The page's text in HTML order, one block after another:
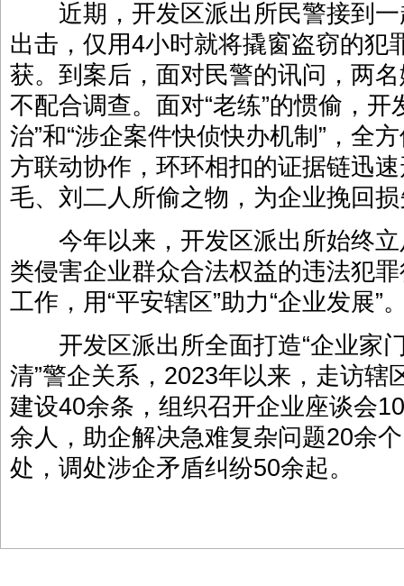
近期，开发区派出所民警接到一
出击，仅用4小时就将撬窗盗窃的犯
获。到案后，面对民警的讯问，两
不配合调查。面对“老练”的惯偷，开
治”和“涉企案件快侦快办机制”，全
方联动协作，环环相扣的证据链迅
毛、刘二人所偷之物，为企业挽回
今年以来，开发区派出所始终立
类侵害企业群众合法权益的违法犯
工作，用“平安辖区”助力“企业发展”
开发区派出所全面打造“企业家门
清”警企关系，2023年以来，走访辖
建设40余条，组织召开企业座谈会
余人，助企解决急难复杂问题20余
处，调处涉企矛盾纠纷50余起。